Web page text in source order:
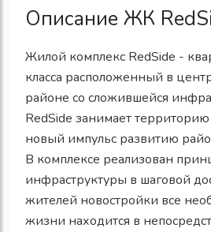
Описание ЖК
Жилой комплекс RedSide -
класса расположенный в
районе со сложившейся
RedSide занимает
новый импульс развитию
В комплексе реализован
инфраструктуры в шаговой
жителей новостройки все
жизни находится в